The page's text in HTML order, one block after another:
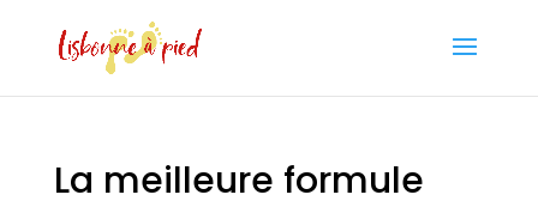
La meilleure formule